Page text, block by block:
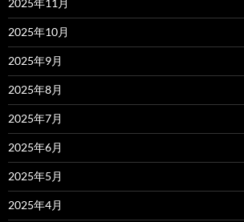
2025年11月
2025年10月
2025年9月
2025年8月
2025年7月
2025年6月
2025年5月
2025年4月